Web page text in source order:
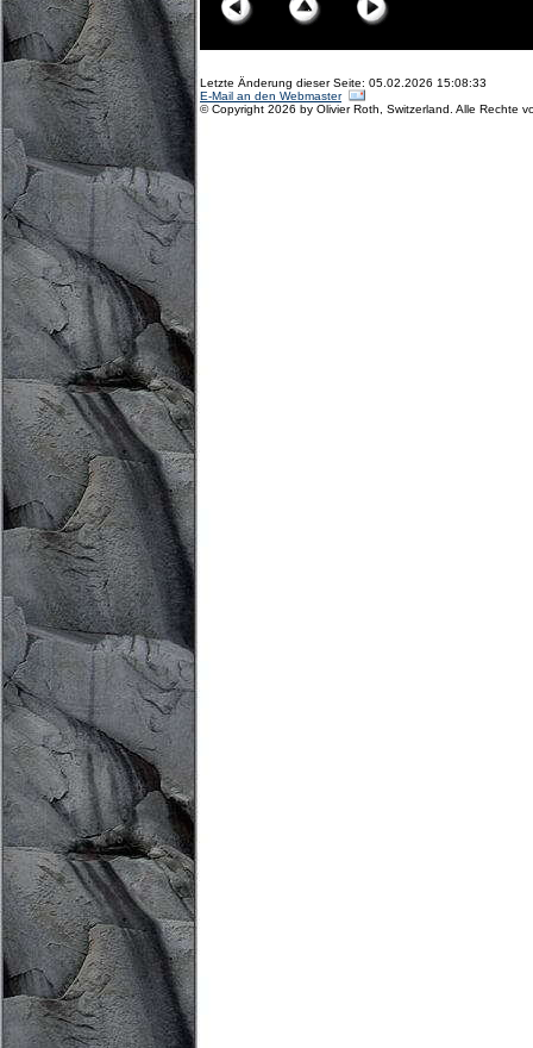
Letzte Änderung dieser Seite: 05.02.2026 15:08:33
E-Mail an den Webmaster
© Copyright 2026 by Olivier Roth, Switzerland. Alle Rechte